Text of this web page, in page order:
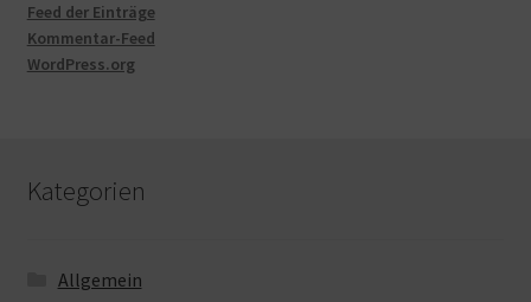
Feed der Einträge
Kommentar-Feed
WordPress.org
Kategorien
Allgemein